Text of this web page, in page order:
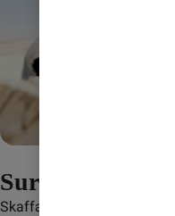
Surfa till
Skaffa ett surfpaket när du